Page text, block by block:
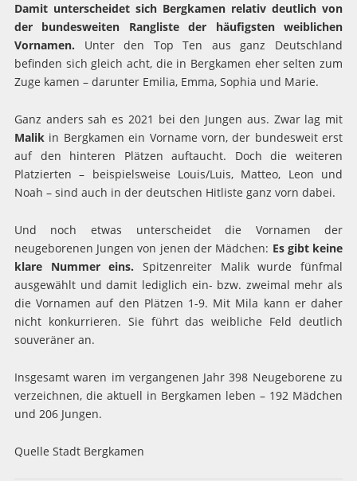
Damit unterscheidet sich Bergkamen relativ deutlich von
der bundesweiten Rangliste der häufigsten weiblichen
Vornamen. Unter den Top Ten aus ganz Deutschland
befinden sich gleich acht, die in Bergkamen eher selten zum
Zuge kamen – darunter Emilia, Emma, Sophia und Marie.
Ganz anders sah es 2021 bei den Jungen aus. Zwar lag mit
Malikin Bergkamen ein Vorname vorn, der bundesweit erst
auf den hinteren Plätzen auftaucht. Doch die weiteren
Platzierten – beispielsweise Louis/Luis, Matteo, Leon und
Noah – sind auch in der deutschen Hitliste ganz vorn dabei.
Und noch etwas unterscheidet die Vornamen der
neugeborenen Jungen von jenen der Mädchen: Es gibt keine
klare Nummer eins. Spitzenreiter Malik wurde fünfmal
ausgewählt und damit lediglich ein- bzw. zweimal mehr als
die Vornamen auf den Plätzen 1-9. Mit Mila kann er daher
nicht konkurrieren. Sie führt das weibliche Feld deutlich
souveräner an.
Insgesamt waren im vergangenen Jahr 398 Neugeborene zu
verzeichnen, die aktuell in Bergkamen leben – 192 Mädchen
und 206 Jungen.
Quelle Stadt Bergkamen